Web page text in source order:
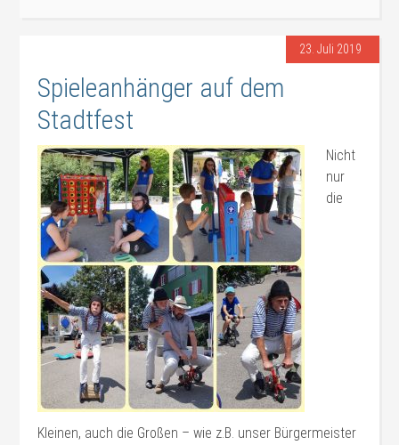
23. Juli 2019
Spieleanhänger auf dem
Stadtfest
Nicht
nur
die
Kleinen, auch die Großen – wie z.B. unser Bürgermeister